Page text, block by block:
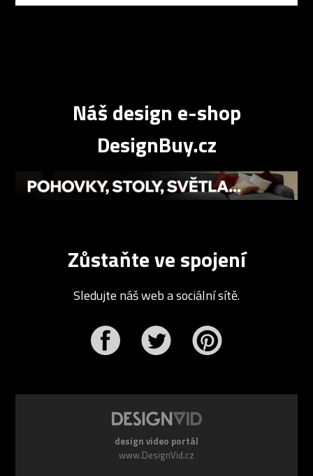
Náš design e-shop
DesignBuy.cz
Zůstaňte ve spojení
Sledujte náš web a sociální sítě.
design video portál
www.DesignVid.cz